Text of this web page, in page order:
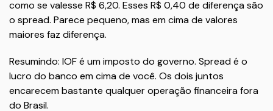
como se valesse R$ 6,20. Esses R$ 0,40 de diferença são
o spread. Parece pequeno, mas em cima de valores
maiores faz diferença.
Resumindo: IOF é um imposto do governo. Spread é o
lucro do banco em cima de você. Os dois juntos
encarecem bastante qualquer operação financeira fora
do Brasil.